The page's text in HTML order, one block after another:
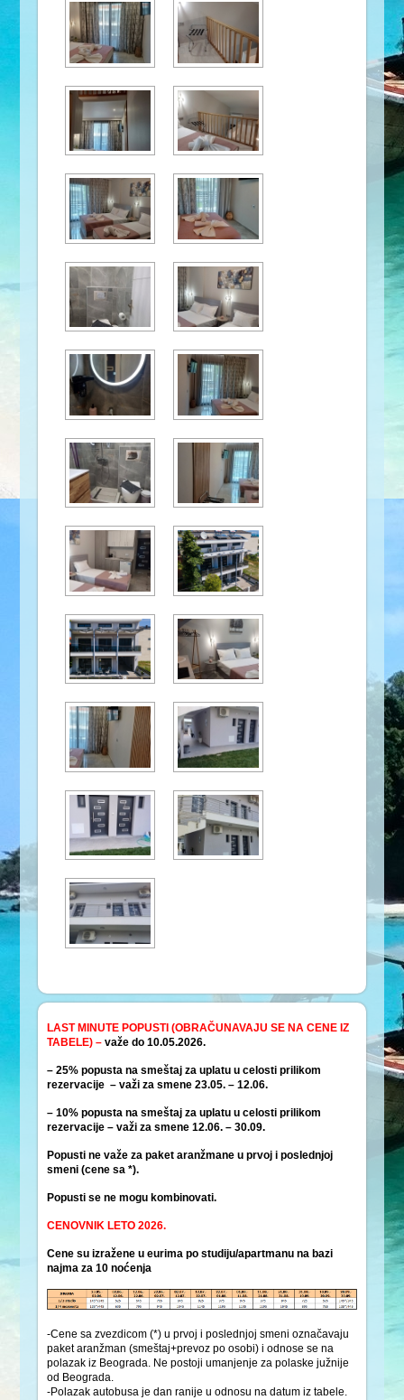
LAST MINUTE POPUSTI (OBRAČUNAVAJU SE NA CENE IZ
TABELE) –važe do 10.05.2026.
– 25% popusta na smeštaj za uplatu u celosti prilikom
rezervacije – važi za smene 23.05. – 12.06.
– 10% popusta na smeštaj za uplatu u celosti prilikom
rezervacije – važi za smene 12.06. – 30.09.
Popusti ne važe za paket aranžmane u prvoj i poslednjoj
smeni (cene sa *).
Popusti se ne mogu kombinovati.
CENOVNIK LETO 2026.
Cene su izražene u eurima po studiju/apartmanu na bazi
najma za 10 noćenja
-Cene sa zvezdicom (*) u prvoj i poslednjoj smeni označavaju
paket aranžman (smeštaj+prevoz po osobi) i odnose se na
polazak iz Beograda. Ne postoji umanjenje za polaske južnije
od Beograda.
-Polazak autobusa je dan ranije u odnosu na datum iz tabele.